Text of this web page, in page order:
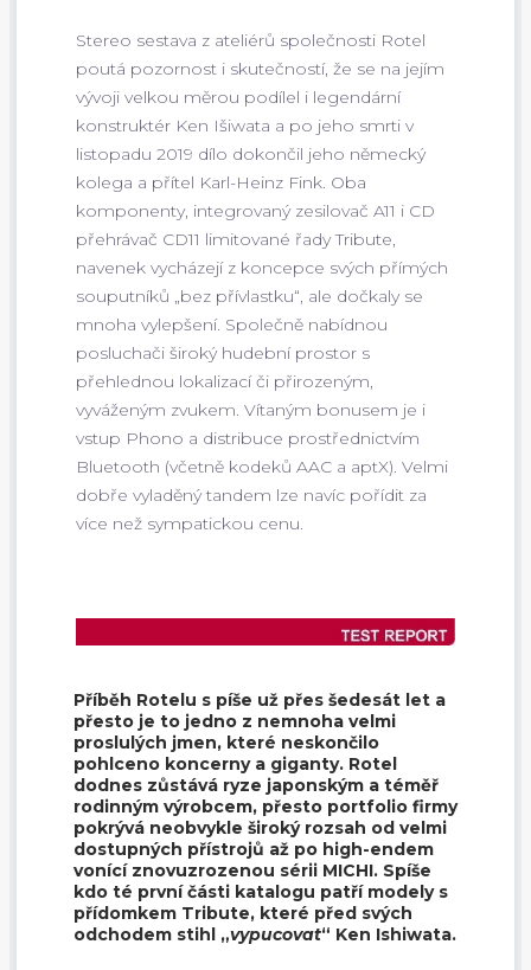
Stereo sestava z ateliérů společnosti Rotel
poutá pozornost i skutečností, že se na jejím
vývoji velkou měrou podílel i legendární
konstruktér Ken Išiwata a po jeho smrti v
listopadu 2019 dílo dokončil jeho německý
kolega a přítel Karl-Heinz Fink. Oba
komponenty, integrovaný zesilovač A11 i CD
přehrávač CD11 limitované řady Tribute,
navenek vycházejí z koncepce svých přímých
souputníků „bez přívlastku“, ale dočkaly se
mnoha vylepšení. Společně nabídnou
posluchači široký hudební prostor s
přehlednou lokalizací či přirozeným,
vyváženým zvukem. Vítaným bonusem je i
vstup Phono a distribuce prostřednictvím
Bluetooth (včetně kodeků AAC a aptX). Velmi
dobře vyladěný tandem lze navíc pořídit za
více než sympatickou cenu.
Příběh Rotelu s píše už přes šedesát let a
přesto je to jedno z nemnoha velmi
proslulých jmen, které neskončilo
pohlceno koncerny a giganty. Rotel
dodnes zůstává ryze japonským a téměř
rodinným výrobcem, přesto portfolio firmy
pokrývá neobvykle široký rozsah od velmi
dostupných přístrojů až po high-endem
vonící znovuzrozenou sérii MICHI. Spíše
kdo té první části katalogu patří modely s
přídomkem Tribute, které před svých
odchodem stihl „vypucovat“ Ken Ishiwata.